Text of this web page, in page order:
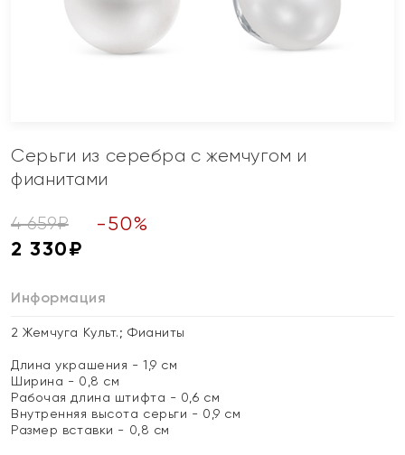
Серьги из серебра с жемчугом и
фианитами
4 659₽ -50%
2 330₽
Информация
2 Жемчуга Культ.; Фианиты
Длина украшения - 1,9 см
Ширина - 0,8 см
Рабочая длина штифта - 0,6 см
Внутренняя высота серьги - 0,9 см
Размер вставки - 0,8 см